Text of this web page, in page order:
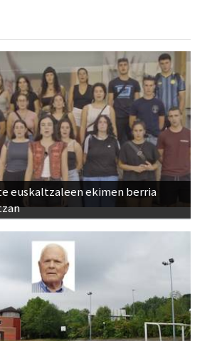
euskaltzaleen ekimen berria